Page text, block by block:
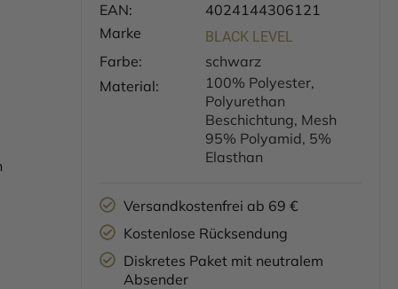
EAN:
4024144306121
Marke
BLACK LEVEL
Farbe:
schwarz
Material:
100% Polyester,
Polyurethan
Beschichtung, Mesh
95% Polyamid, 5%
Elasthan
Versandkostenfrei ab 69 €
Kostenlose Rücksendung
Diskretes Paket mit neutralem
Absender